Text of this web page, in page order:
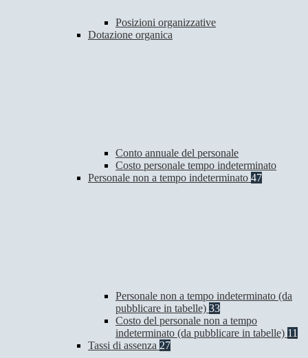
Posizioni organizzative
Dotazione organica
Conto annuale del personale
Costo personale tempo indeterminato
Personale non a tempo indeterminato 47
Personale non a tempo indeterminato (da
pubblicare in tabelle) 33
Costo del personale non a tempo
indeterminato (da pubblicare in tabelle) 11
Tassi di assenza 27